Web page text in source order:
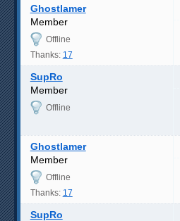
Ghostlamer
Member
Offline
Thanks: 17
SupRo
Member
Offline
Ghostlamer
Member
Offline
Thanks: 17
SupRo